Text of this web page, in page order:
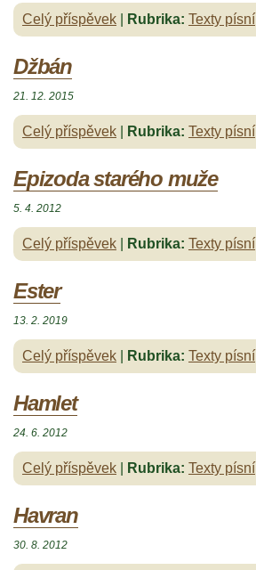
Celý příspěvek Rubrika: Texty písní
Džbán
21. 12. 2015
Celý příspěvek Rubrika: Texty písní
Epizoda starého muže
5. 4. 2012
Celý příspěvek Rubrika: Texty písní
Ester
13. 2. 2019
Celý příspěvek Rubrika: Texty písní
Hamlet
24. 6. 2012
Celý příspěvek Rubrika: Texty písní
Havran
30. 8. 2012